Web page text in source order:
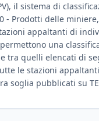
il sistema di
- Prodotti delle
appaltanti di
una
tra quelli elencati di
le stazioni
soglia pubblicati su